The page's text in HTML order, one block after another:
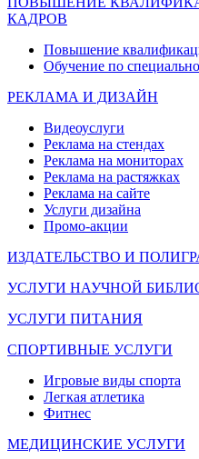
КАДРОВ
Повышение
Обучение по
РЕКЛАМА И ДИЗАЙН
Видеоуслуги
Реклама на стендах
Реклама на мониторах
Реклама на растяжках
Реклама на сайте
Услуги дизайна
Промо-акции
ИЗДАТЕЛЬСТВО И
УСЛУГИ НАУЧНОЙ
УСЛУГИ ПИТАНИЯ
СПОРТИВНЫЕ УСЛУГИ
Игровые виды спорта
Легкая атлетика
Фитнес
МЕДИЦИНСКИЕ УСЛУГИ